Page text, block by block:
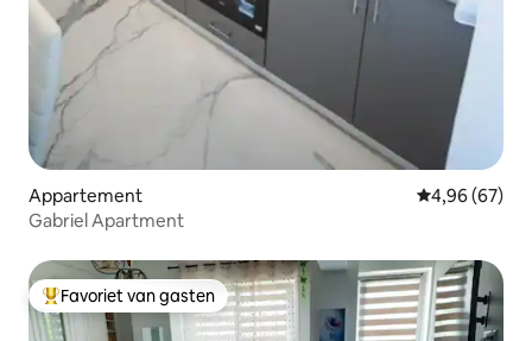
Appartement Gemiddelde
4,96 (67)
Gabriel Apartment
Topfavoriet van gasten
Favoriet van gasten